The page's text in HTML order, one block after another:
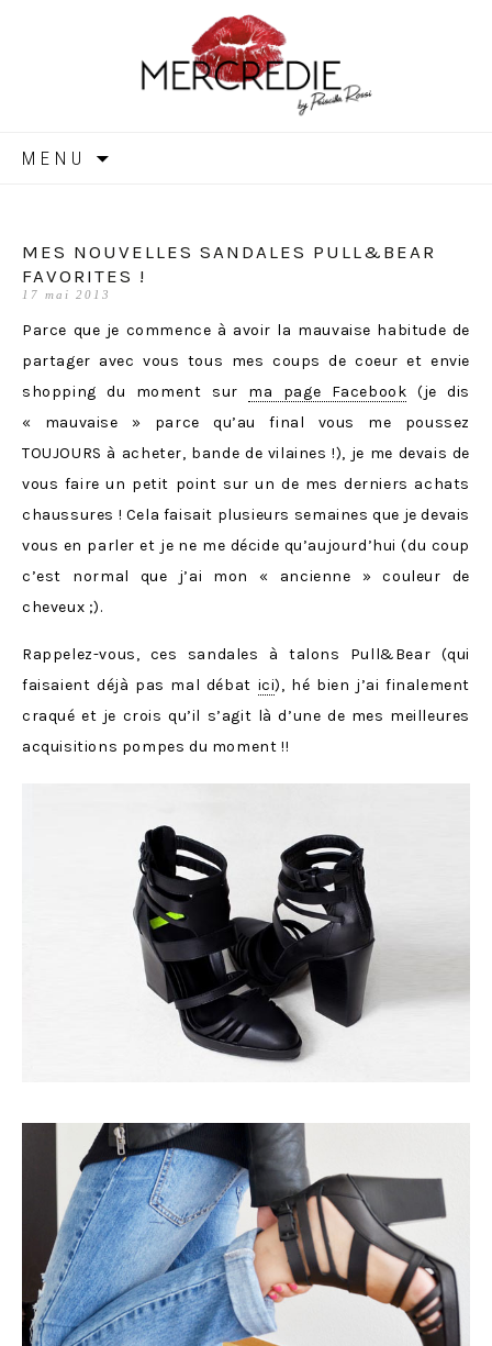
MERCREDIE
MENU
MES NOUVELLES SANDALES PULL&BEAR
FAVORITES !
17 mai 2013
Parce que je commence à avoir la mauvaise habitude de
partager avec vous tous mes coups de coeur et envie
shopping du moment sur ma page Facebook (je dis
« mauvaise » parce qu’au final vous me poussez
TOUJOURS à acheter, bande de vilaines !), je me devais de
vous faire un petit point sur un de mes derniers achats
chaussures ! Cela faisait plusieurs semaines que je devais
vous en parler et je ne me décide qu’aujourd’hui (du coup
c’est normal que j’ai mon « ancienne » couleur de
cheveux ;).
Rappelez-vous, ces sandales à talons Pull&Bear (qui
faisaient déjà pas mal débat ici), hé bien j’ai finalement
craqué et je crois qu’il s’agit là d’une de mes meilleures
acquisitions pompes du moment !!